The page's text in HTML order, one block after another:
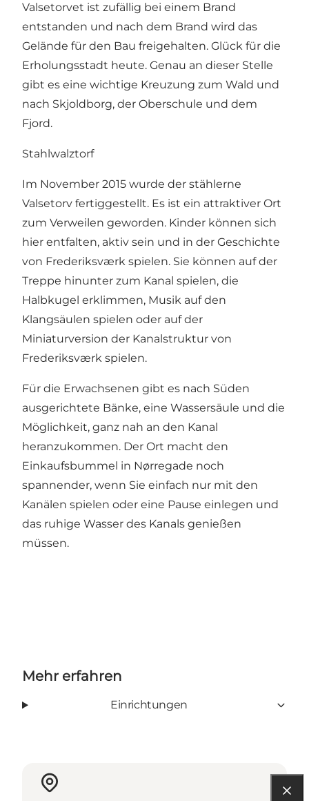
Valsetorvet ist zufällig bei einem Brand
entstanden und nach dem Brand wird das
Gelände für den Bau freigehalten. Glück für die
Erholungsstadt heute. Genau an dieser Stelle
gibt es eine wichtige Kreuzung zum Wald und
nach Skjoldborg, der Oberschule und dem
Fjord.
Stahlwalztorf
Im November 2015 wurde der stählerne
Valsetorv fertiggestellt. Es ist ein attraktiver Ort
zum Verweilen geworden. Kinder können sich
hier entfalten, aktiv sein und in der Geschichte
von Frederiksværk spielen. Sie können auf der
Treppe hinunter zum Kanal spielen, die
Halbkugel erklimmen, Musik auf den
Klangsäulen spielen oder auf der
Miniaturversion der Kanalstruktur von
Frederiksværk spielen.
Für die Erwachsenen gibt es nach Süden
ausgerichtete Bänke, eine Wassersäule und die
Möglichkeit, ganz nah an den Kanal
heranzukommen. Der Ort macht den
Einkaufsbummel in Nørregade noch
spannender, wenn Sie einfach nur mit den
Kanälen spielen oder eine Pause einlegen und
das ruhige Wasser des Kanals genießen
müssen.
Mehr erfahren
Einrichtungen